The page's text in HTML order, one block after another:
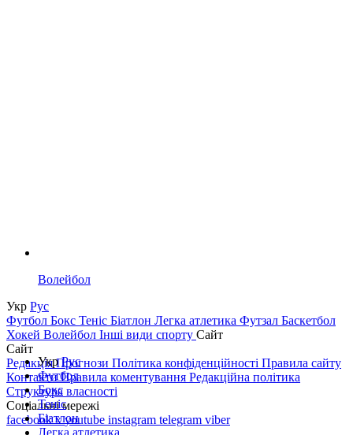
Волейбол
Укр Рус
Футбол Бокс Теніс Біатлон Легка атлетика Футзал Баскетбол
Хокей Волейбол Інші види спорту Сайт
Сайт
РедакціяПрогнози Політика конфіденційності Правила сайту
КонтактиПравила коментування Редакційна політика
Структура власності
Соціальні мережі
facebookxyoutube instagram telegram viber
УкрРус
Футбол
Бокс
Теніс
Біатлон
Легка атлетика